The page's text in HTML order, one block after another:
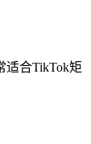
适合TikTok矩